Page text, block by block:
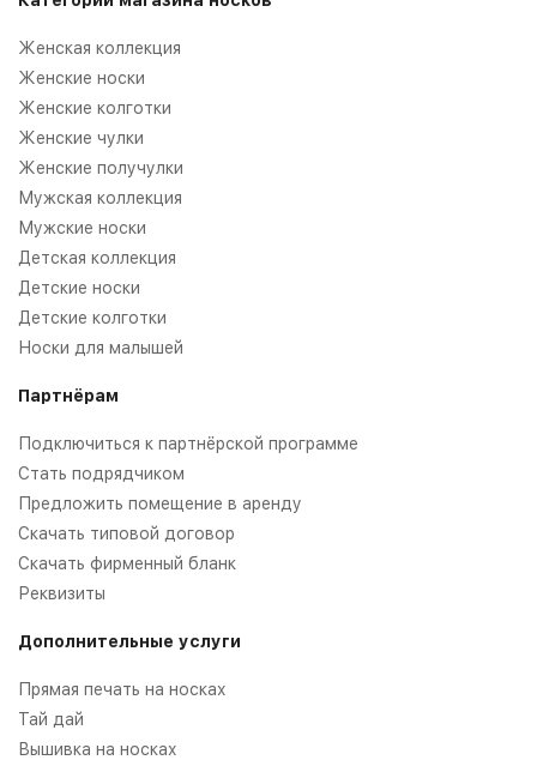
Женская коллекция
Женские носки
Женские колготки
Женские чулки
Женские получулки
Мужская коллекция
Мужские носки
Детская коллекция
Детские носки
Детские колготки
Носки для малышей
Партнёрам
Подключиться к партнёрской программе
Стать подрядчиком
Предложить помещение в аренду
Скачать типовой договор
Скачать фирменный бланк
Реквизиты
Дополнительные услуги
Прямая печать на носках
Тай дай
Вышивка на носках